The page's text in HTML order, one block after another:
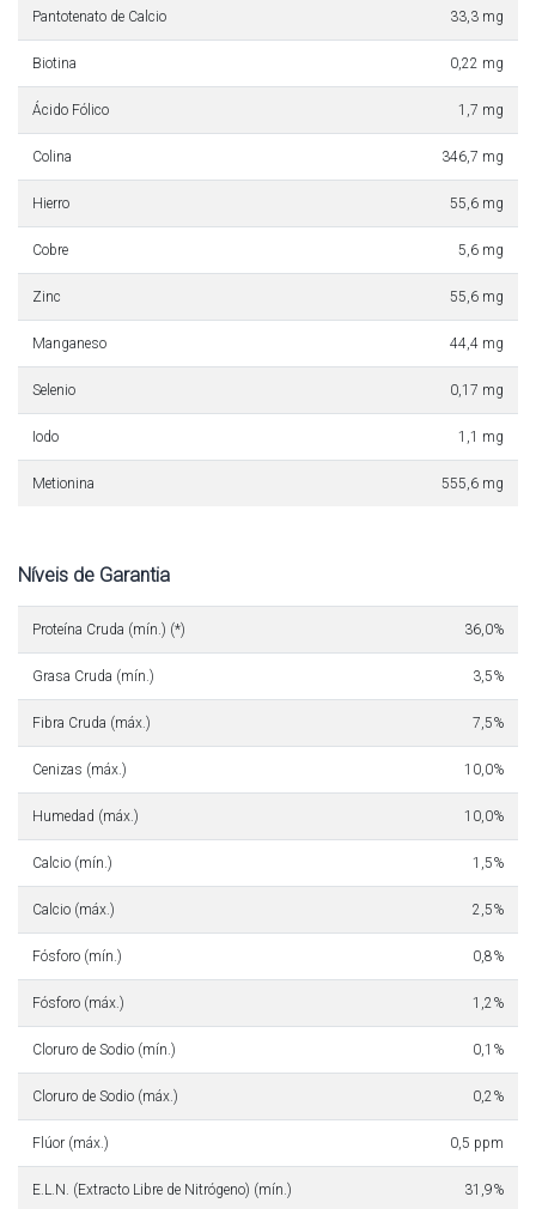
Pantotenato de Calcio 33,3 mg
Biotina 0,22 mg
Ácido Fólico 1,7 mg
Colina 346,7 mg
Hierro 55,6 mg
Cobre 5,6 mg
Zinc 55,6 mg
Manganeso 44,4 mg
Selenio 0,17 mg
Iodo 1,1 mg
Metionina 555,6 mg
Níveis de Garantia
Proteína Cruda (mín.) (*) 36,0%
Grasa Cruda (mín.) 3,5%
Fibra Cruda (máx.) 7,5%
Cenizas (máx.) 10,0%
Humedad (máx.) 10,0%
Calcio (mín.) 1,5%
Calcio (máx.) 2,5%
Fósforo (mín.) 0,8%
Fósforo (máx.) 1,2%
Cloruro de Sodio (mín.) 0,1%
Cloruro de Sodio (máx.) 0,2%
Flúor (máx.) 0,5 ppm
E.L.N. (Extracto Libre de Nitrógeno) (mín.) 31,9%